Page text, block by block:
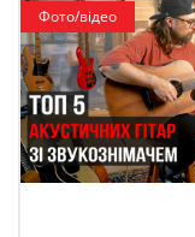
Фото/відео